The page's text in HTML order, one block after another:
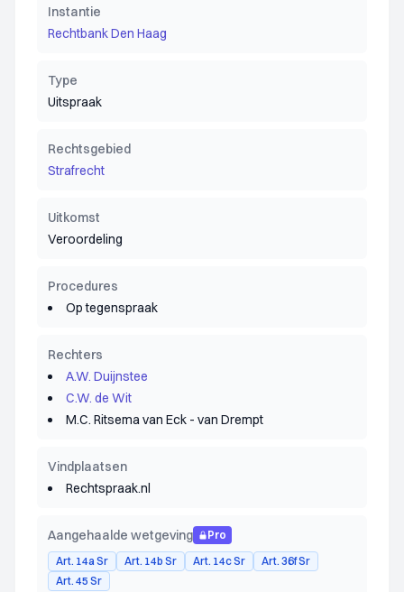
Instantie
Rechtbank Den Haag
Type
Uitspraak
Rechtsgebied
Strafrecht
Uitkomst
Veroordeling
Procedures
Op tegenspraak
Rechters
A.W. Duijnstee
C.W. de Wit
M.C. Ritsema van Eck - van Drempt
Vindplaatsen
Rechtspraak.nl
Aangehaalde wetgeving
Pro
Art. 14a Sr
Art. 14b Sr Art. 14c Sr
Art. 36f Sr
Art. 45 Sr